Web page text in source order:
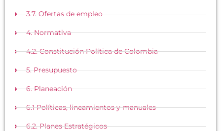
3.7. Ofertas de empleo
4. Normativa
4.2. Constitución Política de Colombia
5. Presupuesto
6. Planeación
6.1 Políticas, lineamientos y manuales
6.2. Planes Estratégicos